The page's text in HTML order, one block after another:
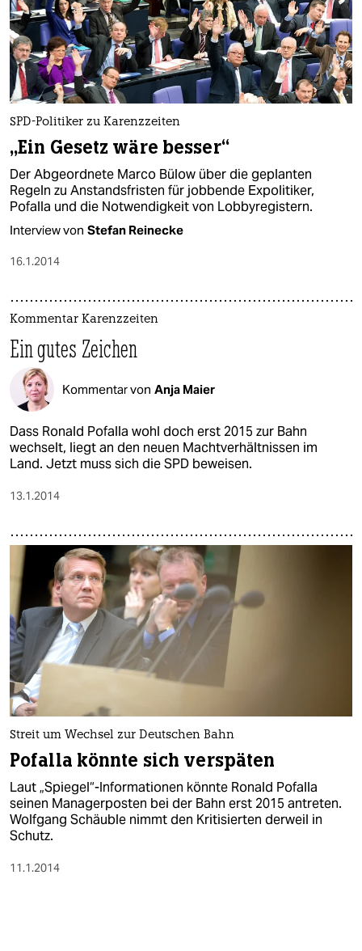
SPD-Politiker zu Karenzzeiten
„Ein Gesetz wäre besser“
Der Abgeordnete Marco Bülow über die geplanten
Regeln zu Anstandsfristen für jobbende Expolitiker,
Pofalla und die Notwendigkeit von Lobbyregistern.
Interview von Stefan Reinecke
16.1.2014
Kommentar Karenzzeiten
Ein gutes Zeichen
Kommentar von Anja Maier
Dass Ronald Pofalla wohl doch erst 2015 zur Bahn
wechselt, liegt an den neuen Machtverhältnissen im
Land. Jetzt muss sich die SPD beweisen.
13.1.2014
Streit um Wechsel zur Deutschen Bahn
Pofalla könnte sich verspäten
Laut „Spiegel“-Informationen könnte Ronald Pofalla
seinen Managerposten bei der Bahn erst 2015 antreten.
Wolfgang Schäuble nimmt den Kritisierten derweil in
Schutz.
11.1.2014